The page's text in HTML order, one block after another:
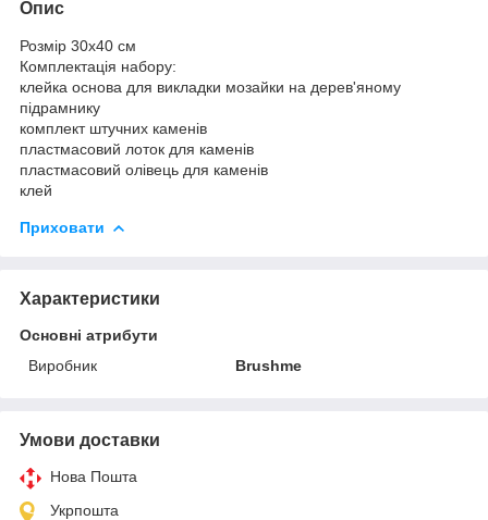
Опис
Розмір 30x40 см
Комплектація набору:
клейка основа для викладки мозайки на дерев'яному
підрамнику
комплект штучних каменів
пластмасовий лоток для каменів
пластмасовий олівець для каменів
клей
Приховати
Характеристики
Основні атрибути
Виробник
Brushme
Умови доставки
Нова Пошта
Укрпошта